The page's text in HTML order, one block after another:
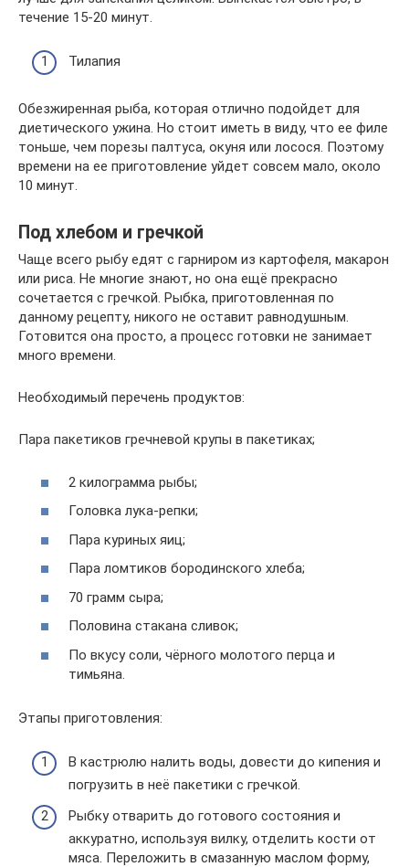
течение 15-20 минут.
Тилапия
Обезжиренная рыба, которая отлично подойдет для
диетического ужина. Но стоит иметь в виду, что ее филе
тоньше, чем порезы палтуса, окуня или лосося. Поэтому
времени на ее приготовление уйдет совсем мало, около
10 минут.
Под хлебом и гречкой
Чаще всего рыбу едят с гарниром из картофеля, макарон
или риса. Не многие знают, но она ещё прекрасно
сочетается с гречкой. Рыбка, приготовленная по
данному рецепту, никого не оставит равнодушным.
Готовится она просто, а процесс готовки не занимает
много времени.
Необходимый перечень продуктов:
Пара пакетиков гречневой крупы в пакетиках;
2 килограмма рыбы;
Головка лука-репки;
Пара куриных яиц;
Пара ломтиков бородинского хлеба;
70 грамм сыра;
Половина стакана сливок;
По вкусу соли, чёрного молотого перца и
тимьяна.
Этапы приготовления:
В кастрюлю налить воды, довести до кипения и
погрузить в неё пакетики с гречкой.
Рыбку отварить до готового состояния и
аккуратно, используя вилку, отделить кости от
мяса. Переложить в смазанную маслом форму,